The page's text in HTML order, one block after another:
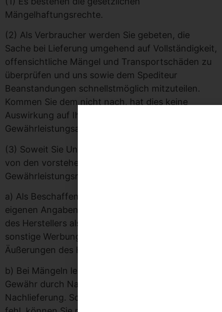
Mängelhaftungsrechte.
(2) Als Verbraucher werden Sie gebeten, die
Sache bei Lieferung umgehend auf Vollständigkeit,
offensichtliche Mängel und Transportschäden zu
überprüfen und uns sowie dem Spediteur
Beanstandungen schnellstmöglich mitzuteilen.
Kommen Sie dem nicht nach, hat dies keine
Auswirkung auf Ihre gesetzlichen
Gewährleistungsansprüche.
(3) Soweit Sie Unternehmer sind, gilt abweichend
von den vorstehenden
Gewährleistungsregelungen:
a) Als Beschaffenheit der Sache gelten nur unsere
eigenen Angaben und die Produktbeschreibung
des Herstellers als vereinbart, nicht jedoch
sonstige Werbung, öffentliche Anpreisungen und
Äußerungen des Herstellers.
b) Bei Mängeln leisten wir nach unserer Wahl
Gewähr durch Nachbesserung oder
Nachlieferung. Schlägt die Mangelbeseitigung